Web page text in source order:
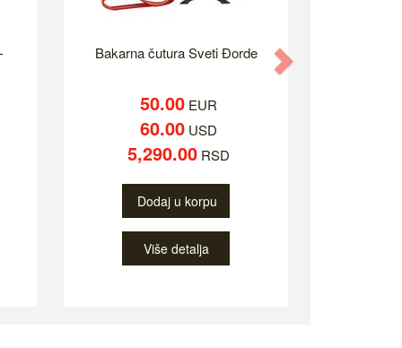
Bakarna čutura Sveti Đorde
50.00EUR
60.00USD
5,290.00RSD
Dodaj u korpu
Više detalja